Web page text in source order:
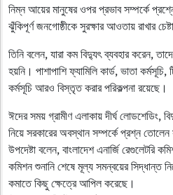
নিম্ন আয়ের মানুষের ওপর প্রভাব সম্পর্কে
ঝুঁকিপূর্ণ জনগোষ্ঠীকে সুরক্ষার আওতায় রাখার
তিনি বলেন, যারা কম বিদ্যুৎ ব্যবহার করেন,
হয়নি। পাশাপাশি ফ্যামিলি কার্ড, ভাতা কর্মসূচি,
কর্মসূচি আরও বিস্তৃত করার পরিকল্পনা রয়েছে।
ঈদের সময় গ্রামীণ এলাকায় দীর্ঘ লোডশেডিং,
নিয়ে সরকারের অবস্থান সম্পর্কে প্রশ্ন তোলেন
উপদেষ্টা বলেন, বাংলাদেশ এনার্জি রেগুলেটরি
কমিশন শুনানি শেষে মূল্য সমন্বয়ের সিদ্ধান্ত
কমাতে কিছু ক্ষেত্রে আপিল করেছে।